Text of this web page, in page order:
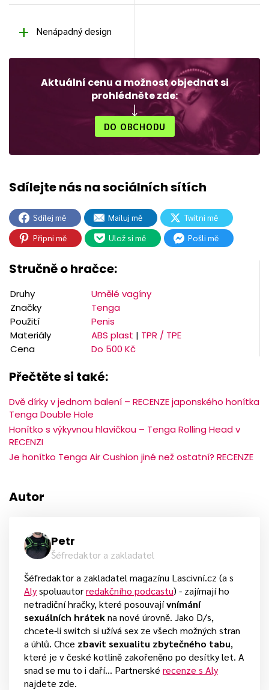
Nenápadný design
Aktuální cenu a možnost objednat si
prohlédněte zde:
DO OBCHODU
Sdílej mě Mailuj mě
Twítni mě
Připni mě
Ulož si mě Pošli mě
Stručně o hračce:
Druhy
Umělé vagíny
Značky
Tenga
Použití
Penis
Materiály
ABS plast | TPR / TPE
Cena
Do 500 Kč
Přečtěte si také:
Dvě dírky v jednom balení – RECENZE japonského honítka
Tenga Double Hole
Honítko s výkyvnou hlavičkou – Tenga Rolling Head v
RECENZI
Je honítko Tenga Air Cushion jiné než ostatní? RECENZE
Autor
Petr
Šéfredaktor a zakladatel
Šéfredaktor a zakladatel magazínu Lascivní.cz (a s
Alyspoluautorredakčního podcastu) - zajímají ho
netradiční hračky, které posouvajívnímání
sexuálních hrátek na nové úrovně. Jako D/s,
chcete-li switch si užívá sex ze všech možných stran
a úhlů. Chce zbavit sexualitu zbytečného tabu,
které je v české kotlině zakořeněno po desítky let. A
snad se mu to i daří... Partnerské recenze s Aly
najdete zde.